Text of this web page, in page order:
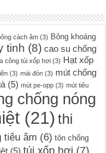
cách âm (3) Bông khoáng
tinh (8) cao su chống
công túi xốp hơi (3) Hạt xốp
(3) mái đón (3) mút chống
(5) mút pe-opp (3) mút tiêu
chống nóng
(21) thi
tiêu âm (6) tôn chống
(5) túi xốp hơi (7)